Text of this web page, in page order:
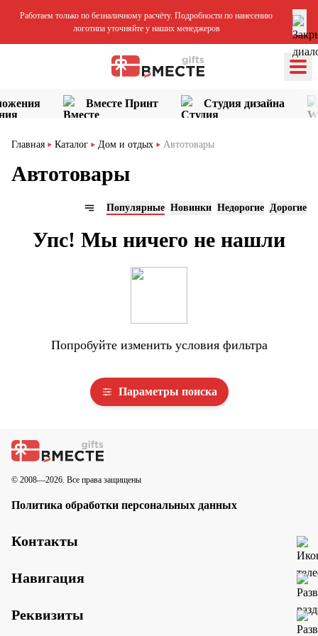
Работаем только по безналичному расчёту. Подробности по нанесению
логотипа уточняйте у наших менеджеров
Вместе Принт Студия дизайна
Главная Каталог Дом и отдых Автотовары
Автотовары
Популярные Новинки Недорогие Дорогие
Упс! Мы ничего не нашли
Попробуйте изменить условия фильтра
Параметры поиска
© 2008—2026. Все права защищены
Политика обработки персональных данных
Контакты
Навигация
Реквизиты